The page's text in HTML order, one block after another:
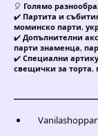
🎈 Голямо
✔️ Партита и
моминско парти,
✔️ Допълнителни
парти знаменца,
✔️ Специални
свещички за торта,